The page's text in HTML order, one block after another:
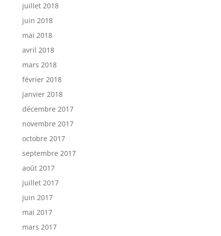
juillet 2018
juin 2018
mai 2018
avril 2018
mars 2018
février 2018
janvier 2018
décembre 2017
novembre 2017
octobre 2017
septembre 2017
août 2017
juillet 2017
juin 2017
mai 2017
mars 2017